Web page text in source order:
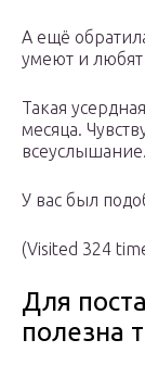
А ещё
умеют и любят
Такая
месяца.
всеуслышание.
У вас был
(Visited 324
Для
полезна